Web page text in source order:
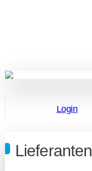
Login
Lieferanten